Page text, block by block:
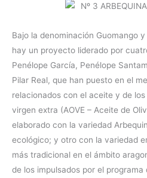
Bajo la denominación Guomango
hay un proyecto liderado por
Penélope García, Penélope
Pilar Real, que han puesto en el
relacionados con el aceite y de
virgen extra (AOVE – Aceite de
elaborado con la variedad
ecológico; y otro con la variedad
más tradicional en el ámbito
de los impulsados por el programa